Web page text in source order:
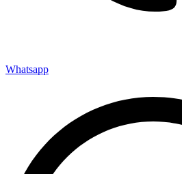
Whatsapp